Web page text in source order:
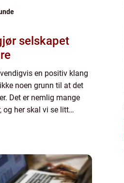
selskapet
en positiv klang
noen grunn til at det
Det er nemlig mange
og her skal vi se litt